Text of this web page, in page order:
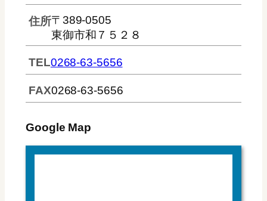
住所〒389-0505
東御市和７５２８
TEL0268-63-5656
FAX0268-63-5656
Google Map